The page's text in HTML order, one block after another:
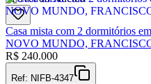
Casa mista com 2 dormitórios
NOVO MUNDO,
R$ 240.000
Ref: NIFB-4347